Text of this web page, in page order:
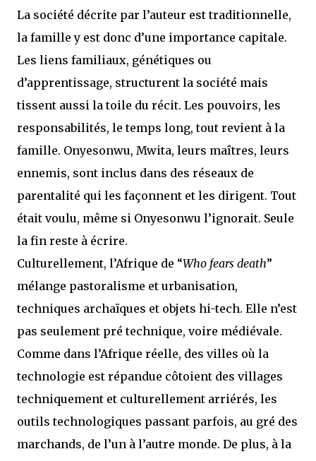
La société décrite par l’auteur est traditionnelle,
la famille y est donc d’une importance capitale.
Les liens familiaux, génétiques ou
d’apprentissage, structurent la société mais
tissent aussi la toile du récit. Les pouvoirs, les
responsabilités, le temps long, tout revient à la
famille. Onyesonwu, Mwita, leurs maîtres, leurs
ennemis, sont inclus dans des réseaux de
parentalité qui les façonnent et les dirigent. Tout
était voulu, même si Onyesonwu l’ignorait. Seule
la fin reste à écrire.
Culturellement, l’Afrique de “Who fears death”
mélange pastoralisme et urbanisation,
techniques archaïques et objets hi-tech. Elle n’est
pas seulement pré technique, voire médiévale.
Comme dans l’Afrique réelle, des villes où la
technologie est répandue côtoient des villages
techniquement et culturellement arriérés, les
outils technologiques passant parfois, au gré des
marchands, de l’un à l’autre monde. De plus, à la